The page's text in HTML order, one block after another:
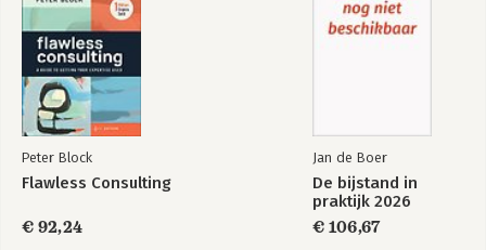
Peter Block
Flawless Consulting
€ 92,24
Jan de Boer
De bijstand in
praktijk 2026
€ 106,67